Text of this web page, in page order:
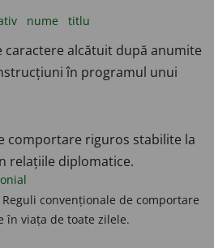
nume titlu
caractere alcătuit după anumite
în programul unui
comportare riguros stabilite la
relațiile diplomatice.
Reguli convenționale de comportare
în viața de toate zilele.